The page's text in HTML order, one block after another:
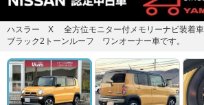
ハスラー X 全方位モニター付メモリーナビ装
ブラック2トーンルーフ ワンオーナー車です。